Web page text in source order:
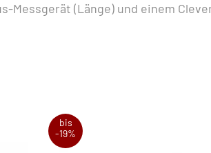
Messgerät (Länge) und einem
bis
-19%